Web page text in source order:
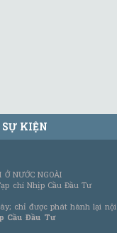
SỰ KIỆN
NƯỚC NGOÀI
chí Nhịp Cầu Đầu Tư
chỉ được phát hành lại nội
Cầu Đầu Tư